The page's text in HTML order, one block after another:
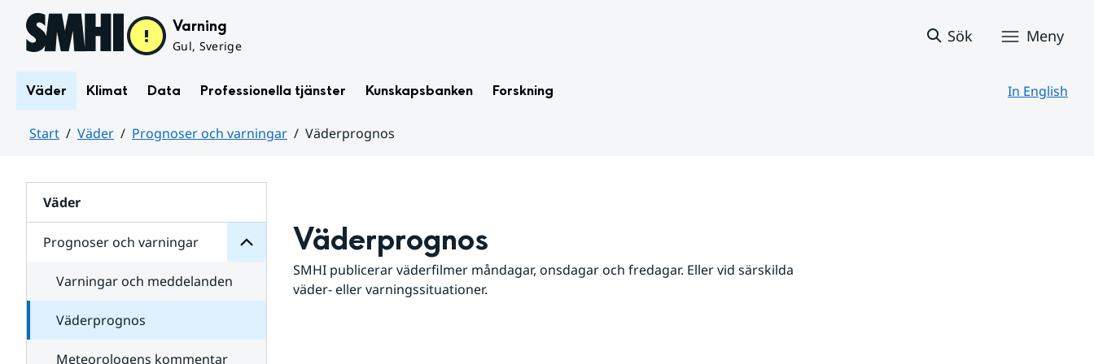
Hoppa till sidans innehåll Varning
Gul, Sverige
Sök Meny
Väder Klimat Data Professionella tjänster Kunskapsbanken Forskning In English
Start Väder Prognoser och varningar
Väderprognos
Väder
Prognoser och varningar
för
varningar
Varningar och meddelanden
Väderprognos
Meteorologens kommentar
Väderprognos
SMHI publicerar väderfilmer måndagar, onsdagar och fredagar. Eller vid särskilda
väder- eller varningssituationer.